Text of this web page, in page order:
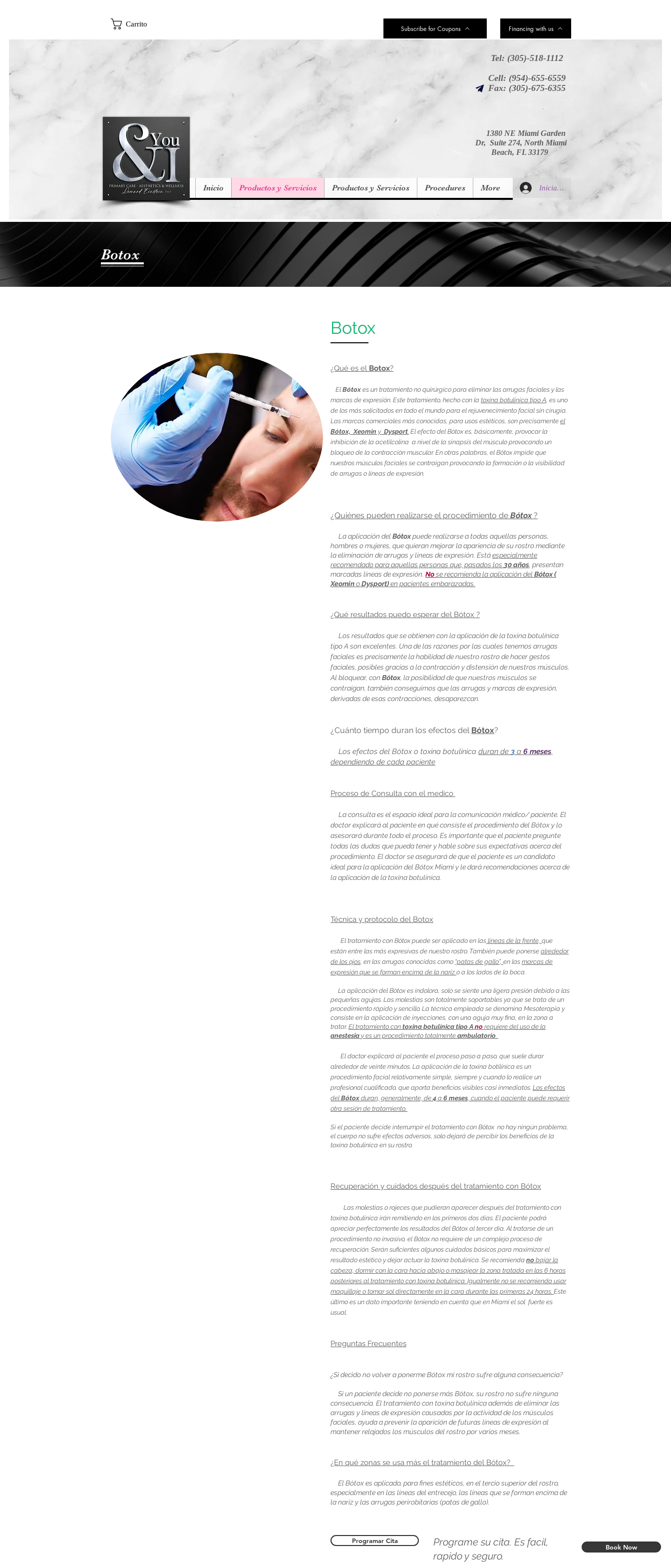
Carrito
Subscribe for Coupons Financing with us
Tel: (305)-518-1112
Cell: (954)-655-6559
1380 NE Miami Garden
Dr, Suite 274, North Miami
Beach, FL 33179
Inicio Productos y Servicios Productos y Servicios Procedures More Iniciar sesión
Fax: (305)-675-6355
Botox
Botox
¿Qué es el Botox?
El Bótox es un tratamiento no quirúrgico para eliminar las arrugas faciales y las
marcas de expresión. Este tratamiento, hecho con la toxina botulínica tipo A, es uno
de los más solicitados en todo el mundo para el rejuvenecimiento facial sin cirugía.
Las marcas comerciales más conocidas, para usos estéticos, son precisamente el
Bótox, Xeomin y Dysport. El efecto del Bótox es, básicamente, provocar la
inhibición de la acetilcolina a nivel de la sinapsis del músculo provocando un
bloqueo de la contracción muscular. En otras palabras, el Bótox impide que
nuestros músculos faciales se contraigan provocando la formación o la visibilidad
de arrugas o líneas de expresión.
¿Quiénes pueden realizarse el procedimiento de Bótox?
La aplicación del Bótoxpuede realizarse a todas aquellas personas,
hombres o mujeres, que quieran mejorar la apariencia de su rostro mediante
la eliminación de arrugas y líneas de expresión. Estáespecialmente
recomendado para aquellas personas que, pasados los 30 años, presentan
marcadas líneas de expresión. Nose recomienda la aplicación del Bótox (
XeominoDysport)en pacientes embarazadas.
¿Qué resultados puedo esperar del Bótox ?
Los resultados que se obtienen con la aplicación de la toxina botulínica
tipo A son excelentes. Una de las razones por las cuales tenemos arrugas
faciales es precisamente la habilidad de nuestro rostro de hacer gestos
faciales, posibles gracias a la contracción y distensión de nuestros músculos.
Al bloquear, con Bótox, la posibilidad de que nuestros músculos se
contraigan, también conseguimos que las arrugas y marcas de expresión,
derivadas de esas contracciones, desaparezcan.
¿Cuánto tiempo duran los efectos del Bótox?
Los efectos del Bótox o toxina botulínica duran de 3 a 6 meses,
dependiendo de cada paciente
Proceso de Consulta con el medico
La consulta es el espacio ideal para la comunicación médico/ paciente. El
doctor explicará al paciente en qué consiste el procedimiento del Bótox y lo
asesorará durante todo el proceso. Es importante que el paciente pregunte
todas las dudas que pueda tener y hable sobre sus expectativas acerca del
procedimiento. El doctor se asegurará de que el paciente es un candidato
ideal para la aplicación del Bótox Miami y le dará recomendaciones acerca de
la aplicación de la toxina botulínica.
Técnica y protocolo del Botox
El tratamiento con Bótox puede ser aplicado en las líneas de la frente, que
están entre las más expresivas de nuestro rostro. También puede ponerse alrededor
de los ojos, en las arrugas conocidas como “patas de gallo”, en las marcas de
expresión que se forman encima de la nariz o a los lados de la boca.
La aplicación del Bótox es indolora, solo se siente una ligera presión debido a las
pequeñas agujas. Las molestias son totalmente soportables ya que se trata de un
procedimiento rápido y sencillo. La técnica empleada se denomina Mesoterapia y
consiste en la aplicación de inyecciones, con una aguja muy fina, en la zona a
tratar. El tratamiento con toxina botulínica tipo A no requiere del uso de la
anestesia y es un procedimiento totalmente ambulatorio.
El doctor explicará al paciente el proceso paso a paso, que suele durar
alrededor de veinte minutos. La aplicación de la toxina botilínica es un
procedimiento facial relativamente simple, siempre y cuando lo realice un
profesional cualificado, que aporta beneficios visibles casi inmediatos. Los efectos
del Bótox duran, generalmente, de4 a 6 meses, cuando el paciente puede requerir
otra sesión de tratamiento.
Si el paciente decide interrumpir el tratamiento con Bótox no hay ningún problema,
el cuerpo no sufre efectos adversos, solo dejará de percibir los beneficios de la
toxina botulínica en su rostro.
Recuperación y cuidados después del tratamiento con Bótox
Las molestias o rojeces que pudieran aparecer después del tratamiento con
toxina botulínica irán remitiendo en los primeros dos días. El paciente podrá
apreciar perfectamente los resultados del Bótox al tercer día. Al tratarse de un
procedimiento no invasivo, el Bótox no requiere de un complejo proceso de
recuperación. Serán suficientes algunos cuidados básicos para maximizar el
resultado estético y dejar actuar la toxina botulínica. Se recomienda no bajar la
cabeza, dormir con la cara hacia abajo o masajear la zona tratada en las 6 horas
posteriores al tratamiento con toxina botulínica. Igualmente no se recomienda usar
maquillaje o tomar sol directamente en la cara durante las primeras 24 horas. Este
último es un dato importante teniendo en cuenta que en Miami el sol fuerte es
usual.
Preguntas Frecuentes
¿Si decido no volver a ponerme Bótox mi rostro sufre alguna consecuencia?
Si un paciente decide no ponerse más Bótox, su rostro no sufre ninguna
consecuencia. El tratamiento con toxina botulínica además de eliminar las
arrugas y líneas de expresión causadas por la actividad de los músculos
faciales, ayuda a prevenir la aparición de futuras líneas de expresión al
mantener relajados los músculos del rostro por varios meses.
¿En qué zonas se usa más el tratamiento del Bótox?
El Bótox es aplicado, para fines estéticos, en el tercio superior del rostro,
especialmente en las líneas del entrecejo, las líneas que se forman encima de
la nariz y las arrugas perirobitarias (patas de gallo).
Programar Cita
Programe su cita. Es facil,
rapido y seguro.
Book Now